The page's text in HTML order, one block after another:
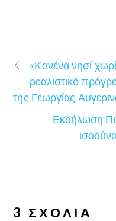
«Κανένα νησί
ρεαλιστικό
της Γεωργίας
Εκδήλωση
3 ΣΧΌΛΙΑ